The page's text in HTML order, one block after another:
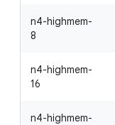
n4-highmem-
8
n4-highmem-
16
n4-highmem-